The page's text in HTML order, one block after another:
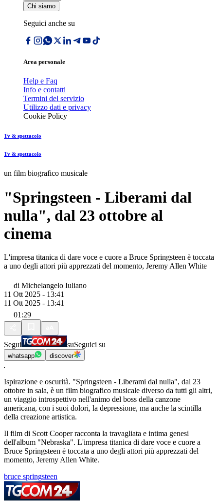
Chi siamo
Seguici anche su
Area personale
Help e Faq
Info e contatti
Termini del servizio
Utilizzo dati e privacy
Cookie Policy
Tv & spettacolo
Tv & spettacolo
un film biografico musicale
"Springsteen - Liberami dal
nulla", dal 23 ottobre al
cinema
L'impresa titanica di dare voce e cuore a Bruce Springsteen è toccata
a uno degli attori più apprezzati del momento, Jeremy Allen White
di Michelangelo Iuliano
11 Ott 2025 - 13:41
11 Ott 2025 - 13:41
01:29
Segui suSeguici su
whatsapp discover
Ispirazione e oscurità. "Springsteen - Liberami dal nulla", dal 23
ottobre in sala, è un film biografico musicale diverso da tutti gli altri,
un viaggio introspettivo nell'animo del boss della canzone
americana, con i suoi dolori, la depressione, ma anche la scintilla
della creazione artistica.
Il film di Scott Cooper racconta la travagliata e intima genesi
dell'album "Nebraska". L'impresa titanica di dare voce e cuore a
Bruce Springsteen è toccata a uno degli attori più apprezzati del
momento, Jeremy Allen White.
bruce springsteen